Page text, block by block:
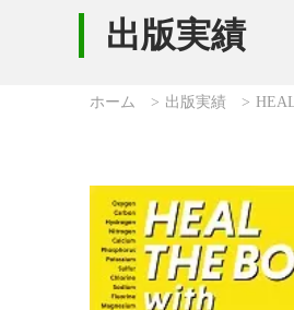
出版実績
ホーム 出版実績